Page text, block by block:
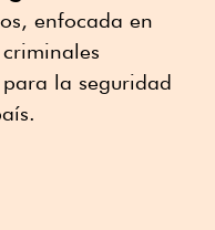
enfocada en
la seguridad